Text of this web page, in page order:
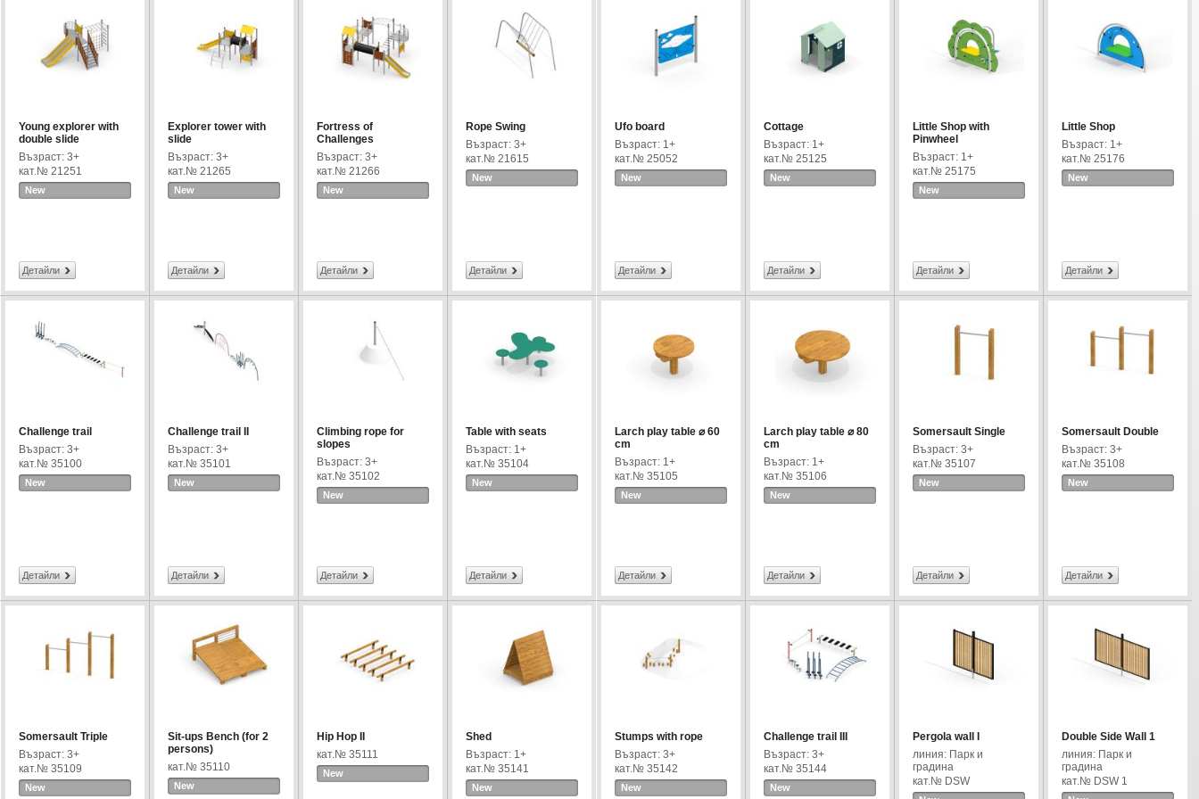
Young explorer with
double slide
Възраст: 3+
кат.№ 21251
New
Детайли
Explorer tower with
slide
Възраст: 3+
кат.№ 21265
New
Детайли
Fortress of
Challenges
Възраст: 3+
кат.№ 21266
New
Детайли
Rope Swing
Възраст: 3+
кат.№ 21615
New
Детайли
Ufo board
Възраст: 1+
кат.№ 25052
New
Детайли
Cottage
Възраст: 1+
кат.№ 25125
New
Детайли
Little Shop with
Pinwheel
Възраст: 1+
кат.№ 25175
New
Детайли
Little Shop
Възраст: 1+
кат.№ 25176
New
Детайли
Challenge trail
Възраст: 3+
кат.№ 35100
New
Детайли
Challenge trail II
Възраст: 3+
кат.№ 35101
New
Детайли
Climbing rope for
slopes
Възраст: 3+
кат.№ 35102
New
Детайли
Table with seats
Възраст: 1+
кат.№ 35104
New
Детайли
Larch play table ⌀ 60
cm
Възраст: 1+
кат.№ 35105
New
Детайли
Larch play table ⌀ 80
cm
Възраст: 1+
кат.№ 35106
New
Детайли
Somersault Single
Възраст: 3+
кат.№ 35107
New
Детайли
Somersault Double
Възраст: 3+
кат.№ 35108
New
Детайли
Somersault Triple
Възраст: 3+
кат.№ 35109
New
Sit-ups Bench (for 2
persons)
кат.№ 35110
New
Hip Hop II
кат.№ 35111
New
Shed
Възраст: 1+
кат.№ 35141
New
Stumps with rope
Възраст: 3+
кат.№ 35142
New
Challenge trail III
Възраст: 3+
кат.№ 35144
New
Pergola wall I
линия: Парк и
градина
кат.№ DSW
Double Side Wall 1
линия: Парк и
градина
кат.№ DSW 1